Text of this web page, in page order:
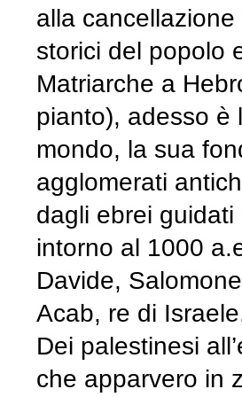
alla
storici del popolo
Matriarche a
pianto), adesso è
mondo, la sua
agglomerati
dagli ebrei
intorno al 1000
Davide,
Acab, re di
Dei palestinesi
che apparvero in